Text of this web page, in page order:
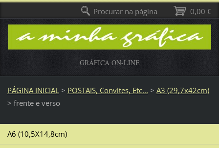
GRÁFICA ON-LINE
PÁGINA INICIAL > POSTAIS, Convites, Etc... > A3 (29,7x42cm)
> frente e verso
A6 (10,5X14,8cm)
0,00 €
Procurar na página